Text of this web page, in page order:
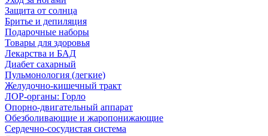
Защита от солнца
Бритье и депиляция
Подарочные наборы
Товары для здоровья
Лекарства и БАД
Диабет сахарный
Пульмонология (легкие)
Желудочно-кишечный тракт
ЛОР-органы: Горло
Опорно-двигательный аппарат
Обезболивающие и жаропонижающие
Сердечно-сосудистая система